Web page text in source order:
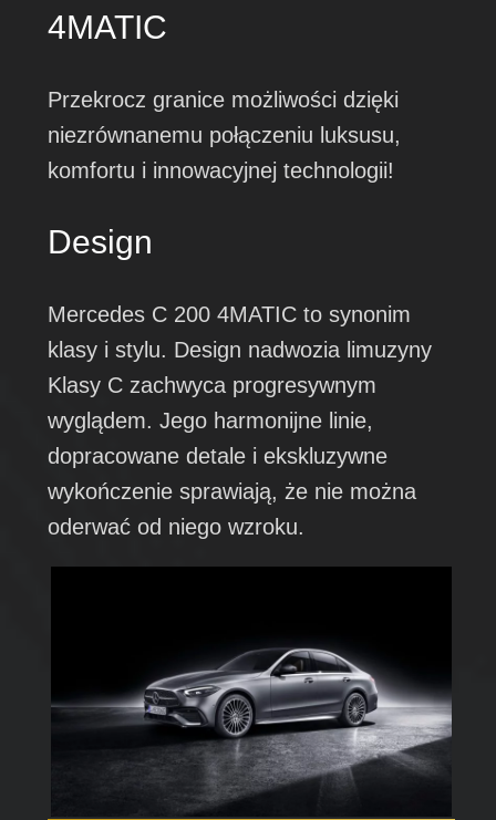
4MATIC
Przekrocz granice możliwości dzięki
niezrównanemu połączeniu luksusu,
komfortu i innowacyjnej technologii!
Design
Mercedes C 200 4MATIC to synonim
klasy i stylu. Design nadwozia limuzyny
Klasy C zachwyca progresywnym
wyglądem. Jego harmonijne linie,
dopracowane detale i ekskluzywne
wykończenie sprawiają, że nie można
oderwać od niego wzroku.